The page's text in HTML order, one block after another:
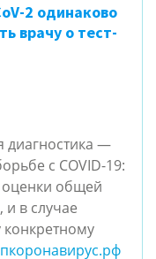
2 одинаково
врачу о тест-
диагностика —
с COVID-19:
оценки общей
в случае